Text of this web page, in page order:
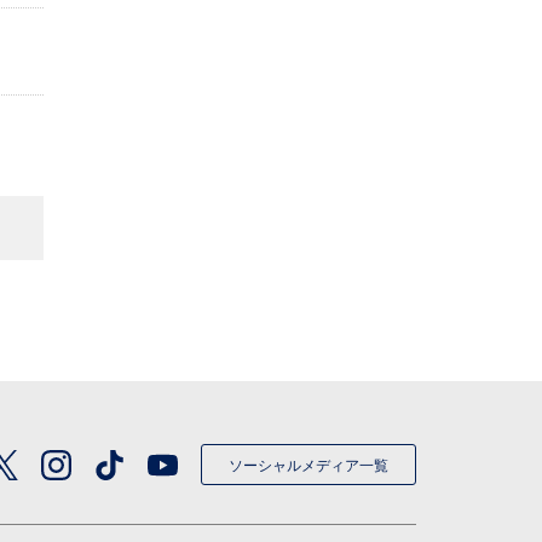
ソーシャルメディア一覧